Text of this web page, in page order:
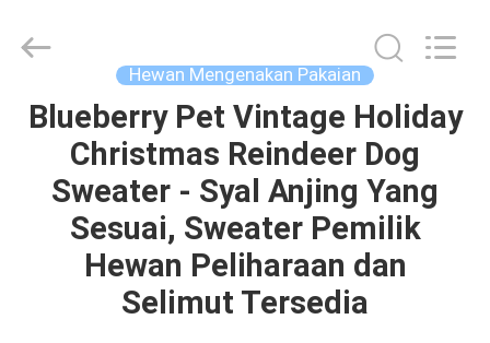
RUMAH
PRODUK
TENTANG
Pets2Go
Trading
Rights
Reserved.
Hewan Mengenakan Pakaian
Blueberry Pet Vintage Holiday
Christmas Reindeer Dog
Sweater - Syal Anjing Yang
Sesuai, Sweater Pemilik
Hewan Peliharaan dan
Selimut Tersedia